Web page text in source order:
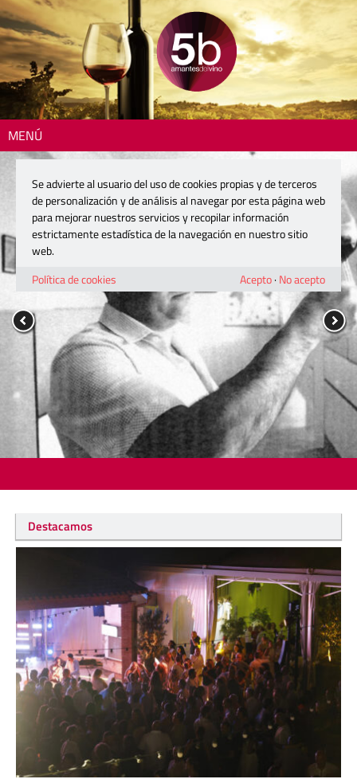
MENÚ
Destacamos
Se advierte al usuario del uso de cookies propias y de terceros
de personalización y de análisis al navegar por esta página web
para mejorar nuestros servicios y recopilar información
estrictamente estadística de la navegación en nuestro sitio
web.
Política de cookies
Acepto· No acepto